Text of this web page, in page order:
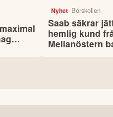
Nyhet Börskollen
Saab säkrar
hemlig kund
Mellanöstern